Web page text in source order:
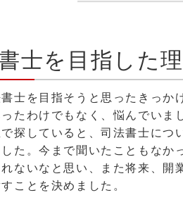
士を目指した
士を目指そうと思ったきっか
たわけでもなく、悩んでいま
探していると、司法書士につ
た。今まで聞いたこともな
ないなと思い、また将来、開
ことを決めました。